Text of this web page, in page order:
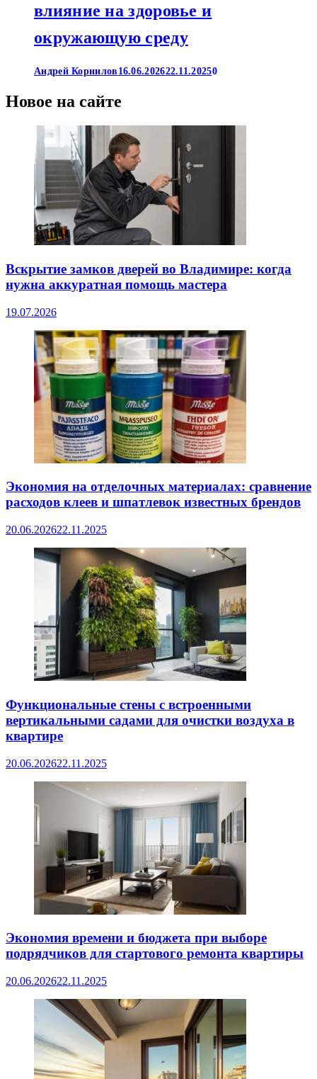
влияние на здоровье и
окружающую среду
Андрей Корнилов 16.06.202622.11.20250
Новое на сайте
Вскрытие замков дверей во Владимире: когда
нужна аккуратная помощь мастера
19.07.2026
Экономия на отделочных материалах: сравнение
расходов клеев и шпатлевок известных брендов
20.06.202622.11.2025
Функциональные стены с встроенными
вертикальными садами для очистки воздуха в
квартире
20.06.202622.11.2025
Экономия времени и бюджета при выборе
подрядчиков для стартового ремонта квартиры
20.06.202622.11.2025